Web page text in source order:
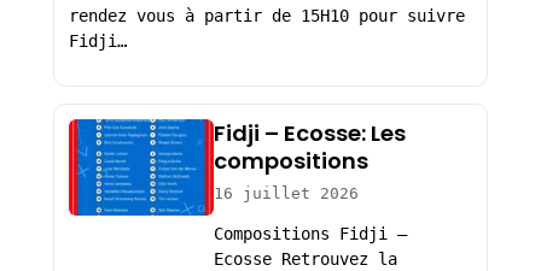
rendez vous à partir de 15H10 pour suivre
Fidji…
Fidji – Ecosse: Les
compositions
16 juillet 2026
Compositions Fidji –
Ecosse Retrouvez la